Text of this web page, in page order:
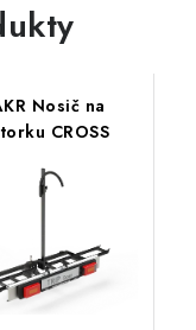
Nosič na
CROSS